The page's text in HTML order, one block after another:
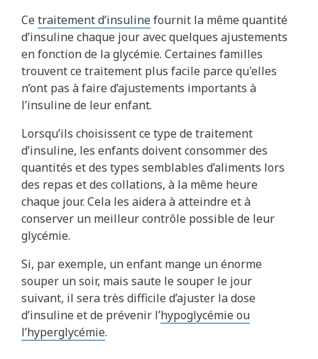
Cetraitement d’insulinefournit la même quantité
d’insuline chaque jour avec quelques ajustements
en fonction de la glycémie. Certaines familles
trouvent ce traitement plus facile parce qu'elles
n’ont pas à faire d’ajustements importants à
l’insuline de leur enfant.
Lorsqu’ils choisissent ce type de traitement
d’insuline, les enfants doivent consommer des
quantités et des types semblables d’aliments lors
des repas et des collations, à la même heure
chaque jour. Cela les aidera à atteindre et à
conserver un meilleur contrôle possible de leur
glycémie.
Si, par exemple, un enfant mange un énorme
souper un soir, mais saute le souper le jour
suivant, il sera très difficile d’ajuster la dose
d’insuline et de prévenir l’hypoglycémie ou
l’hyperglycémie.